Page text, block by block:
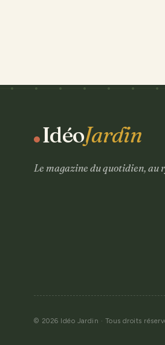
IdéoJardin
Le magazine du quotidien, au
© 2026 Idéo Jardin · Tous droits